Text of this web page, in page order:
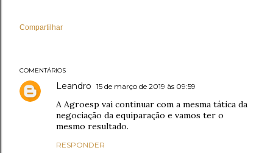
Compartilhar
COMENTÁRIOS
Leandro 15 de março de 2019 às 09:59
A Agroesp vai continuar com a mesma tática da
negociação da equiparação e vamos ter o
mesmo resultado.
RESPONDER